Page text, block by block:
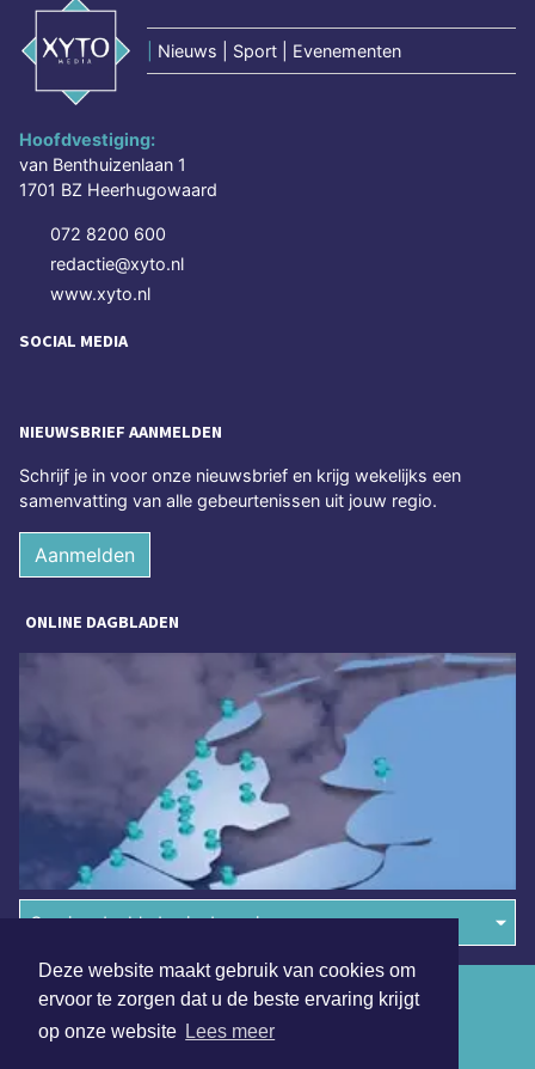
Deze website maakt gebruik van cookies om
ervoor te zorgen dat u de beste ervaring krijgt
op onze website Lees meer
Nieuws | Sport | Evenementen
Hoofdvestiging:
van Benthuizenlaan 1
1701 BZ Heerhugowaard
072 8200 600
redactie@xyto.nl
www.xyto.nl
SOCIAL MEDIA
NIEUWSBRIEF AANMELDEN
Schrijf je in voor onze nieuwsbrief en krijg wekelijks een
samenvatting van alle gebeurtenissen uit jouw regio.
Aanmelden
ONLINE DAGBLADEN
Overige dagbladen in de regio
Algemene voorwaarden
Disclaimer